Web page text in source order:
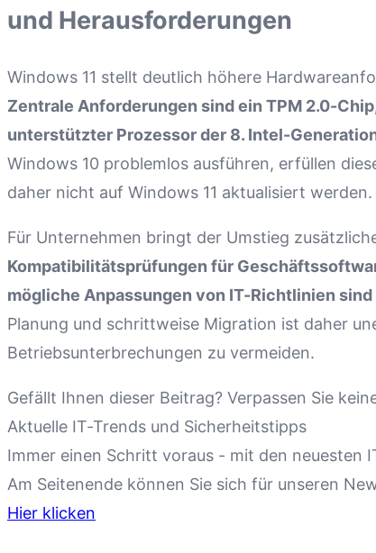
und Herausforderungen
Windows 11 stellt deutlich höhere
Zentrale Anforderungen sind ein TPM 2.0-
unterstützter Prozessor der 8. Intel-
Windows 10 problemlos ausführen, erfüllen
daher nicht auf Windows 11 aktualisiert werden.
Für Unternehmen bringt der Umstieg
Kompatibilitätsprüfungen für
mögliche Anpassungen von IT-Richtlinien
Planung und schrittweise Migration ist daher
Betriebsunterbrechungen zu vermeiden.
Gefällt Ihnen dieser Beitrag? Verpassen Sie
Aktuelle IT-Trends und Sicherheitstipps
Immer einen Schritt voraus - mit den neuesten
Am Seitenende können Sie sich für unseren
Hier klicken